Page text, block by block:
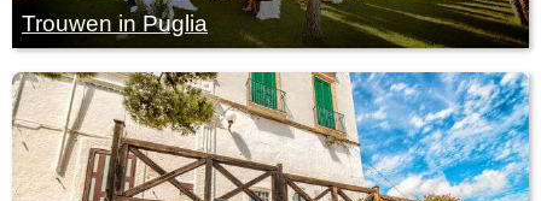
Trouwen in Puglia